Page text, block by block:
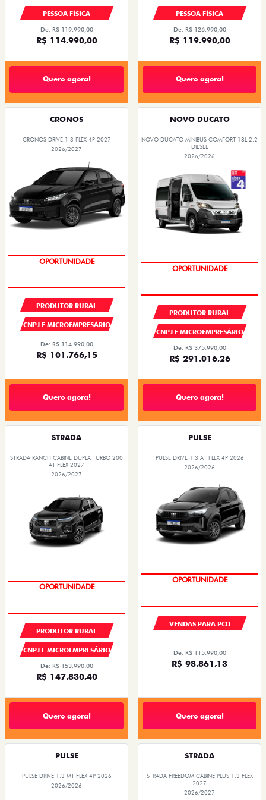
PESSOA FÍSICA
De: R$ 119.990,00
R$ 114.990,00
Quero agora!
PESSOA FÍSICA
De: R$ 126.990,00
R$ 119.990,00
Quero agora!
CRONOS
CRONOS DRIVE 1.3 FLEX 4P 2027
2026/2027
PREÇOS REDUZIDOS
PRODUTOR RURAL
CNPJ E MICROEMPRESÁRIO
De: R$ 114.990,00
R$ 101.766,15
Quero agora!
NOVO DUCATO
NOVO DUCATO MINIBUS COMFORT 18L 2.2
DIESEL
2026/2026
PREÇOS REDUZIDOS
PRODUTOR RURAL
CNPJ E MICROEMPRESÁRIO
De: R$ 375.990,00
R$ 291.016,26
Quero agora!
STRADA
STRADA RANCH CABINE DUPLA TURBO 200
AT FLEX 2027
2026/2027
PREÇOS REDUZIDOS
PRODUTOR RURAL
CNPJ E MICROEMPRESÁRIO
De: R$ 153.990,00
R$ 147.830,40
Quero agora!
PULSE
PULSE DRIVE 1.3 AT FLEX 4P 2026
2026/2026
PREÇOS REDUZIDOS
VENDAS PARA PCD
De: R$ 115.990,00
R$ 98.861,13
Quero agora!
PULSE
PULSE DRIVE 1.3 MT FLEX 4P 2026
2026/2026
STRADA
STRADA FREEDOM CABINE PLUS 1.3 FLEX
2027
2026/2027